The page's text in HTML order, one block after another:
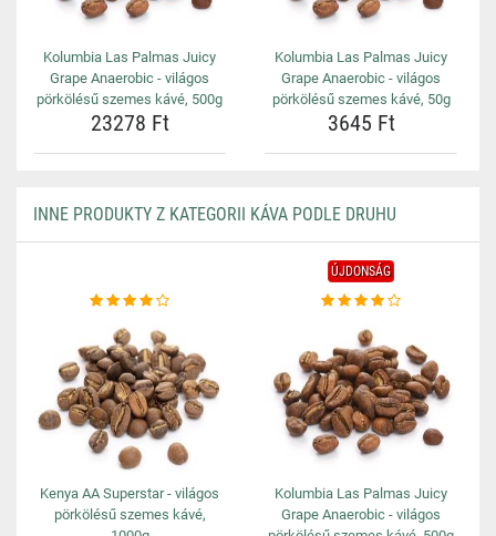
Kolumbia Las Palmas Juicy
Grape Anaerobic - világos
pörkölésű szemes kávé, 500g
23278 Ft
Kolumbia Las Palmas Juicy
Grape Anaerobic - világos
pörkölésű szemes kávé, 50g
3645 Ft
INNE PRODUKTY Z KATEGORII KÁVA PODLE DRUHU
Kenya AA Superstar - világos
pörkölésű szemes kávé,
ÚJDONSÁG
Kolumbia Las Palmas Juicy
Grape Anaerobic - világos